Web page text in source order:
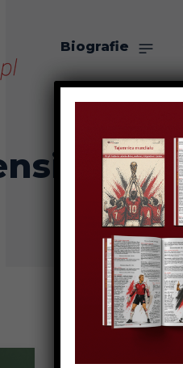
Biografie
O nas